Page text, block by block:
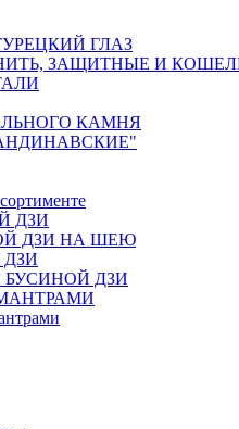
ГЛАЗ
ЗАЩИТНЫЕ И
КАМНЯ
ДЗИ
ДЗИ НА ШЕЮ
БУСИНОЙ ДЗИ